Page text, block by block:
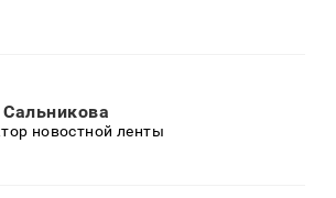
новостной ленты